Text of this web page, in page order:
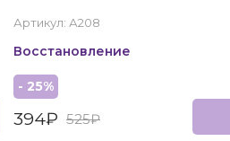
Артикул: А208
Восстановление
- 25%
394₽ 525₽